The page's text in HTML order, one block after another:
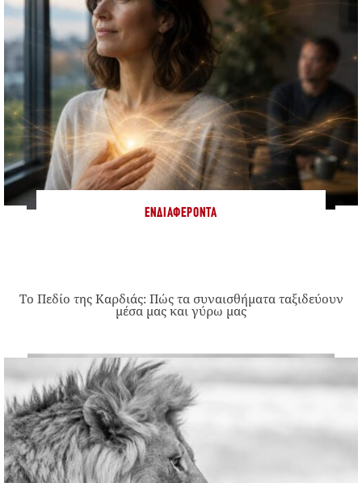
ΕΝΔΙΑΦΈΡΟΝΤΑ
Το Πεδίο της Καρδιάς: Πώς τα συναισθήματα ταξιδεύουν
μέσα μας και γύρω μας